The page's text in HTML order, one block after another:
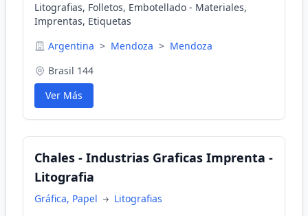
Litografias, Folletos, Embotellado - Materiales,
Imprentas, Etiquetas
Argentina > Mendoza > Mendoza
Brasil 144
Ver Más
Chales - Industrias Graficas Imprenta -
Litografia
Gráfica, Papel
Litografias